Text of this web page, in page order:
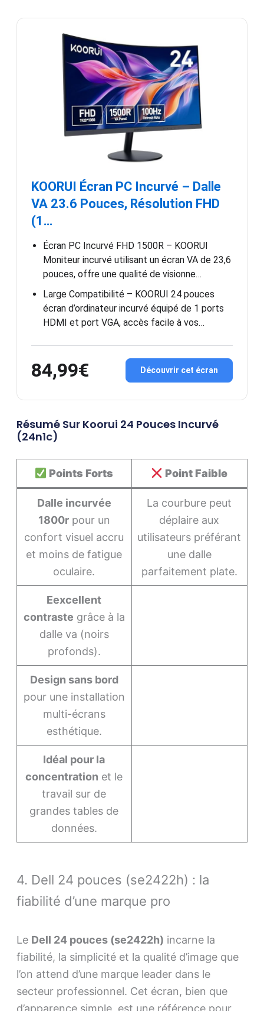
KOORUI Écran PC Incurvé – Dalle
VA 23.6 Pouces, Résolution FHD
(1…
Écran PC Incurvé FHD 1500R – KOORUI
Moniteur incurvé utilisant un écran VA de 23,6
pouces, offre une qualité de visionne…
Large Compatibilité – KOORUI 24 pouces
écran d’ordinateur incurvé équipé de 1 ports
HDMI et port VGA, accès facile à vos…
84,99€ Découvrir cet écran
Résumé Sur Koorui 24 Pouces Incurvé
(24n1c)
Points Forts Point Faible
Dalle incurvée
1800rpour un
confort visuel accru
et moins de fatigue
oculaire.
La courbure peut
déplaire aux
utilisateurs préférant
une dalle
parfaitement plate.
Eexcellent
contraste grâce à la
dalle va (noirs
profonds).
Design sans bord
pour une installation
multi-écrans
esthétique.
Idéal pour la
concentration et le
travail sur de
grandes tables de
données.
4. Dell 24 pouces (se2422h) : la
fiabilité d’une marque pro
Le Dell 24 pouces (se2422h) incarne la
fiabilité, la simplicité et la qualité d’image que
l’on attend d’une marque leader dans le
secteur professionnel. Cet écran, bien que